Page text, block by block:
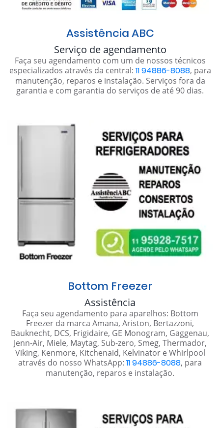
Assistência ABC
Serviço de agendamento
Faça seu agendamento com um de nossos técnicos
especializados através da central: 11 94886-8088, para
manutenção, reparos e instalação. Serviços fora da
garantia e com garantia do serviços de até 90 dias.
Bottom Freezer
Assistência
Faça seu agendamento para aparelhos: Bottom
Freezer da marca Amana, Ariston, Bertazzoni,
Bauknecht, DCS, Frigidaire, GE Monogram, Gaggenau,
Jenn-Air, Miele, Maytag, Sub-zero, Smeg, Thermador,
Viking, Kenmore, Kitchenaid, Kelvinator e Whirlpool
através do nosso WhatsApp: 11 94886-8088, para
manutenção, reparos e instalação.